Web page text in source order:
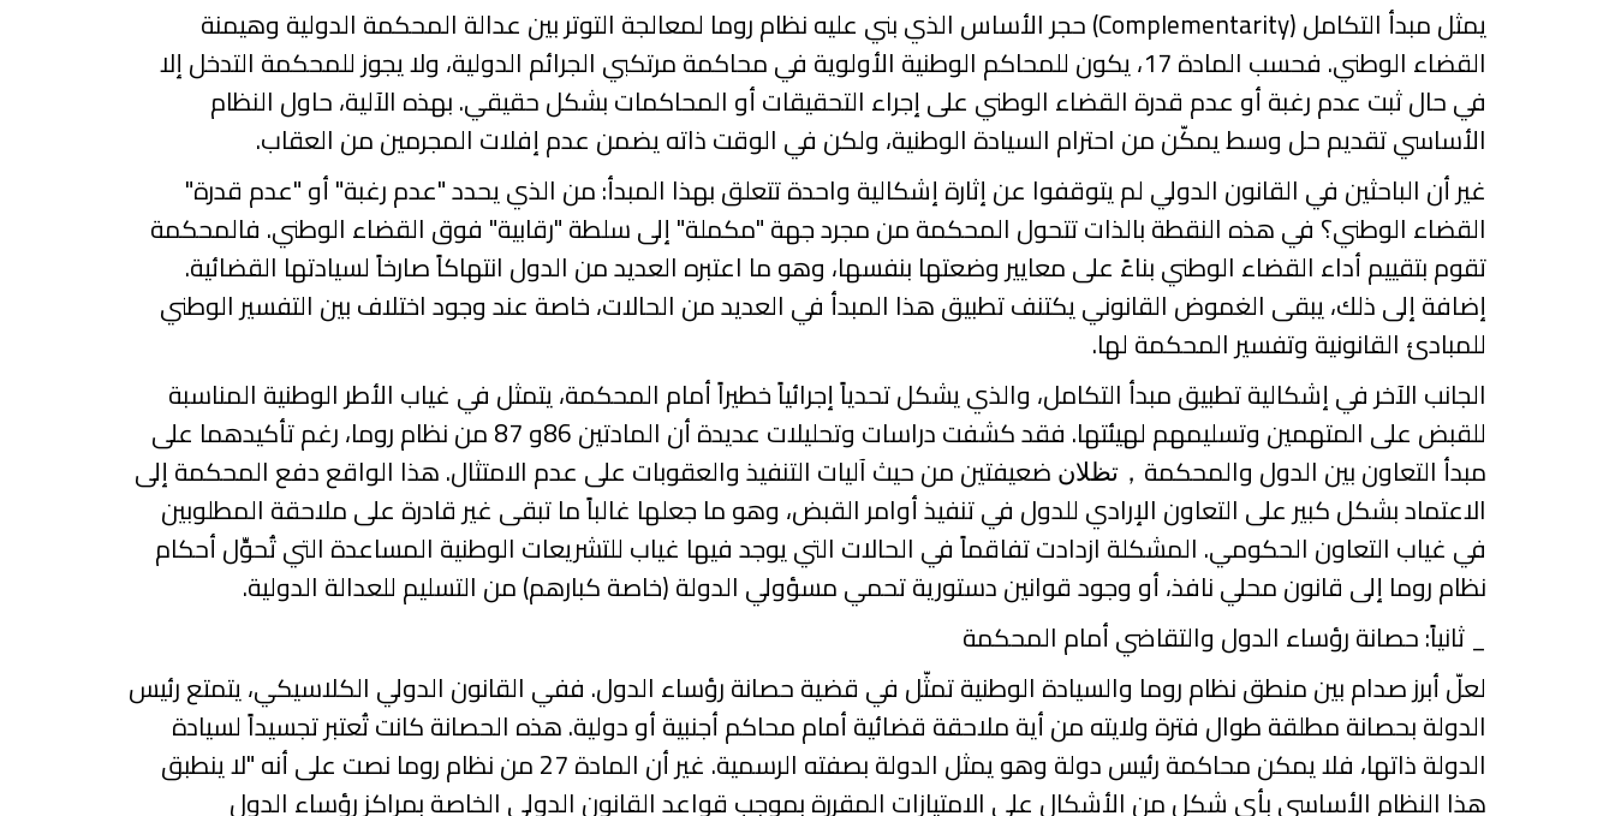
يمثل مبدأ التكامل (Complementarity) حجر الأساس الذي بني عليه نظام روما لمعالجة التوتر بين عدالة المحكمة الدولية وهيمنة
القضاء الوطني. فحسب المادة17، يكون للمحاكم الوطنية الأولوية في محاكمة مرتكبي الجرائم الدولية، ولا يجوز للمحكمة التدخل إلا
في حال ثبت عدم رغبة أو عدم قدرة القضاء الوطني على إجراء التحقيقات أو المحاكمات بشكلحقيقي. بهذه الآلية، حاول النظام
الأساسي تقديم حل وسط يمكّن من احترام السيادة الوطنية، ولكن في الوقت ذاته يضمن عدم إفلات المجرمين من العقاب.
غير أن الباحثين في القانون الدولي لم يتوقفوا عن إثارة إشكالية واحدة تتعلق بهذا المبدأ: من الذي يحدد "عدم رغبة" أو "عدم قدرة"
القضاء الوطني؟ في هذه النقطة بالذات تتحول المحكمة من مجرد جهة "مكملة" إلى سلطة "رقابية" فوق القضاء الوطني. فالمحكمة
تقوم بتقييم أداء القضاء الوطني بناءً على معايير وضعتها بنفسها، وهو ما اعتبره العديد من الدول انتهاكاً صارخاً لسيادتها القضائية.
إضافة إلى ذلك، يبقى الغموض القانوني يكتنف تطبيق هذا المبدأ في العديد من الحالات، خاصة عند وجود اختلاف بين التفسير الوطني
للمبادئ القانونية وتفسير المحكمة لها.
الجانب الآخر في إشكالية تطبيق مبدأ التكامل، والذي يشكل تحدياً إجرائياً خطيراً أمام المحكمة، يتمثل في غياب الأطر الوطنية المناسبة
للقبض على المتهمين وتسليمهم لهيئتها. فقد كشفت دراسات وتحليلات عديدة أن المادتين86و87من نظام روما، رغم تأكيدهما على
مبدأ التعاون بين الدول والمحكمة ， تظلان ضعيفتين من حيث آليات التنفيذ والعقوبات على عدم الامتثال. هذا الواقع دفع المحكمة إلى
الاعتماد بشكل كبير على التعاون الإرادي للدول في تنفيذ أوامر القبض، وهو ما جعلها غالباً ما تبقى غير قادرة على ملاحقة المطلوبين
في غياب التعاون الحكومي. المشكلة ازدادت تفاقماً في الحالات التي يوجد فيها غياب للتشريعات الوطنية المساعدة التي تُحوِّل أحكام
نظام روما إلى قانون محلي نافذ، أو وجود قوانين دستورية تحمي مسؤولي الدولة (خاصة كبارهم) من التسليم للعدالة الدولية.
_ثانياً: حصانة رؤساء الدول والتقاضي أمام المحكمة
لعلّأبرز صدام بين منطق نظام روما والسيادة الوطنية تمثّل في قضية حصانة رؤساء الدول. ففي القانون الدولي الكلاسيكي، يتمتع رئيس
الدولة بحصانة مطلقة طوال فترة ولايته من أية ملاحقة قضائية أمام محاكم أجنبية أودولية. هذه الحصانة كانت تُعتبر تجسيداً لسيادة
الدولة ذاتها، فلا يمكن محاكمة رئيس دولة وهو يمثل الدولة بصفته الرسمية. غير أن المادة27من نظام روما نصت على أنه "لا ينطبق
هذا النظام الأساسي بأي شكل من الأشكال على الامتيازات المقررة بموجب قواعد القانون الدولي الخاصة بمراكز رؤساء الدول